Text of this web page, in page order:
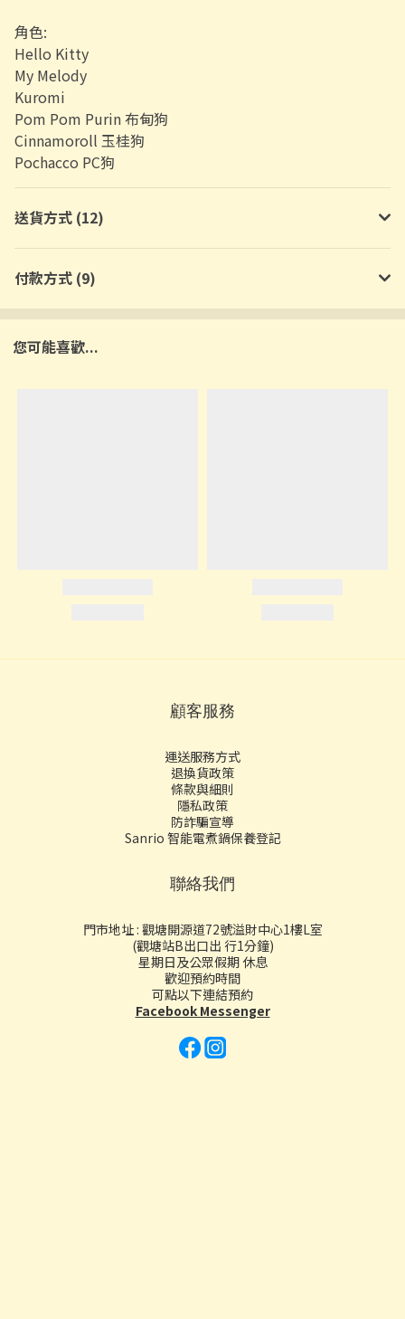
角色:
Hello Kitty
My Melody
Kuromi
Pom Pom Purin 布甸狗
Cinnamoroll 玉桂狗
Pochacco PC狗
送貨方式 (12)
付款方式 (9)
您可能喜歡...
顧客服務
運送服務方式
退換貨政策
條款與細則
隱私政策
防詐騙宣導
Sanrio 智能電煮鍋保養登記
聯絡我們
門市地址 : 觀塘開源道72號溢財中心1樓L室
(觀塘站B出口出 行1分鐘)
星期日及公眾假期 休息
歡迎預約時間
可點以下連結預約
Facebook Messenger